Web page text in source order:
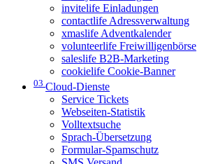
invitelife Einladungen
contactlife Adressverwaltung
xmaslife Adventkalender
volunteerlife Freiwilligenbörse
saleslife B2B-Marketing
cookielife Cookie-Banner
03 Cloud-Dienste
Service Tickets
Webseiten-Statistik
Volltextsuche
Sprach-Übersetzung
Formular-Spamschutz